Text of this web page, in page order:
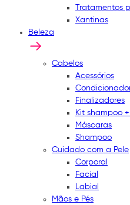
Tratamentos
Xantinas
Beleza
Cabelos
Acessórios
Finalizadores
Kit shampoo
Máscaras
Shampoo
Cuidado com a Pele
Corporal
Facial
Labial
Mãos e Pés